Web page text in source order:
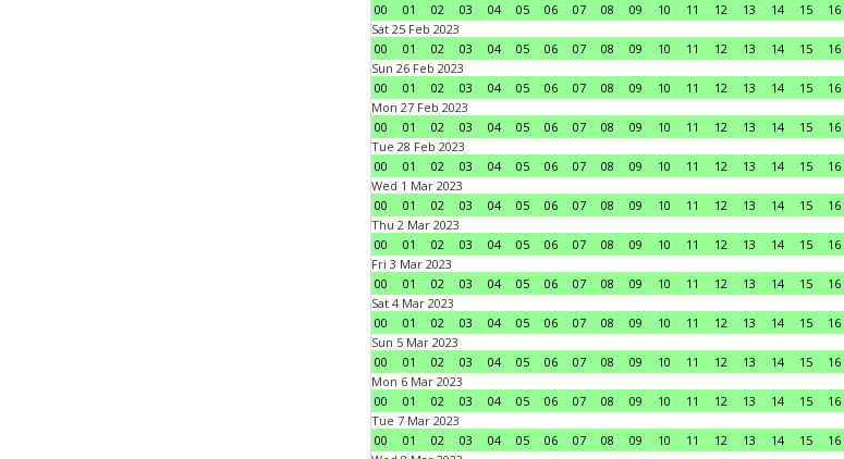
00
01 02 03 04 05 06 07 08 09 10 11 12 13 14 15 16
Sat 25 Feb 2023
00
01 02 03 04 05 06 07 08 09 10 11 12 13 14 15 16
Sun 26 Feb 2023
00
01 02 03 04 05 06 07 08 09 10 11 12 13 14 15 16
Mon 27 Feb 2023
00
01 02 03 04 05 06 07 08 09 10 11 12 13 14 15 16
Tue 28 Feb 2023
00
01 02 03 04 05 06 07 08 09 10 11 12 13 14 15 16
Wed 1 Mar 2023
00
01 02 03 04 05 06 07 08 09 10 11 12 13 14 15 16
Thu 2 Mar 2023
00
01 02 03 04 05 06 07 08 09 10 11 12 13 14 15 16
Fri 3 Mar 2023
00
01 02 03 04 05 06 07 08 09 10 11 12 13 14 15 16
Sat 4 Mar 2023
00
01 02 03 04 05 06 07 08 09 10 11 12 13 14 15 16
Sun 5 Mar 2023
00
01 02 03 04 05 06 07 08 09 10 11 12 13 14 15 16
Mon 6 Mar 2023
00
01 02 03 04 05 06 07 08 09 10 11 12 13 14 15 16
Tue 7 Mar 2023
00
01 02 03 04 05 06 07 08 09 10 11 12 13 14 15 16